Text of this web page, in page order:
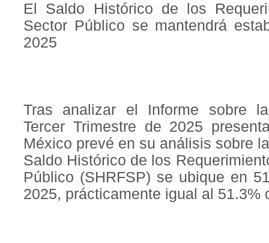
El Saldo Histórico de los
Sector Público se mantendrá
2025
Tras analizar el Informe sobre
Tercer Trimestre de 2025
México prevé en su análisis sobre
Saldo Histórico de los
Público (SHRFSP) se ubique en
2025, prácticamente igual al 51.3%